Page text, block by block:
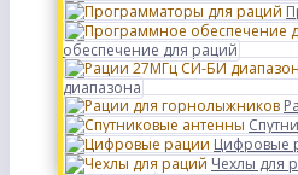
обеспечение для раций
диапазона
Цифровые
Чехлы для